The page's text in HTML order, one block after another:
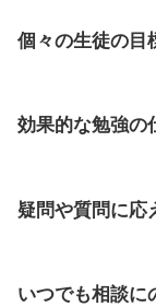
個々の生徒の目
効果的な勉強の
疑問や質問に応
いつでも相談に